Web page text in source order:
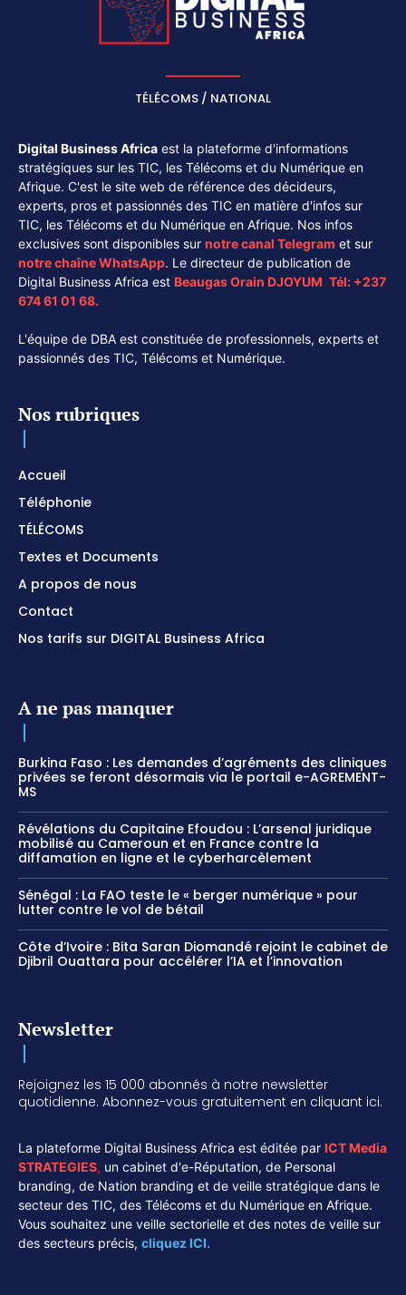
TÉLÉCOMS / NATIONAL
Digital Business Africa est la plateforme d'informations
stratégiques sur les TIC, les Télécoms et du Numérique en
Afrique. C'est le site web de référence des décideurs,
experts, pros et passionnés des TIC en matière d'infos sur
TIC, les Télécoms et du Numérique en Afrique. Nos infos
exclusives sont disponibles sur notre canal Telegram et sur
notre chaîneWhatsApp. Le directeur de publication de
Digital Business Africa est Beaugas Orain DJOYUM. Tél: +237
674 61 01 68.
L'équipe de DBA est constituée de professionnels, experts et
passionnés des TIC, Télécoms et Numérique.
Nos rubriques
Accueil
Téléphonie
TÉLÉCOMS
Textes et Documents
A propos de nous
Contact
Nos tarifs sur DIGITAL Business Africa
A ne pas manquer
Burkina Faso : Les demandes d’agréments des cliniques
privées se feront désormais via le portail e-AGREMENT-
MS
Révélations du Capitaine Efoudou : L’arsenal juridique
mobilisé au Cameroun et en France contre la
diffamation en ligne et le cyberharcèlement
Sénégal : La FAO teste le « berger numérique » pour
lutter contre le vol de bétail
Côte d’Ivoire : Bita Saran Diomandé rejoint le cabinet de
Djibril Ouattara pour accélérer l’IA et l’innovation
Newsletter
Rejoignez les 15 000 abonnés à notre newsletter
quotidienne. Abonnez-vous gratuitement en cliquant ici.
La plateforme Digital Business Africa est éditée par ICT Media
STRATEGIES, un cabinet d'e-Réputation, de Personal
branding, de Nation branding et de veille stratégique dans le
secteur des TIC, des Télécoms et du Numérique en Afrique.
Vous souhaitez une veille sectorielle et des notes de veille sur
des secteurs précis, cliquez ICI.